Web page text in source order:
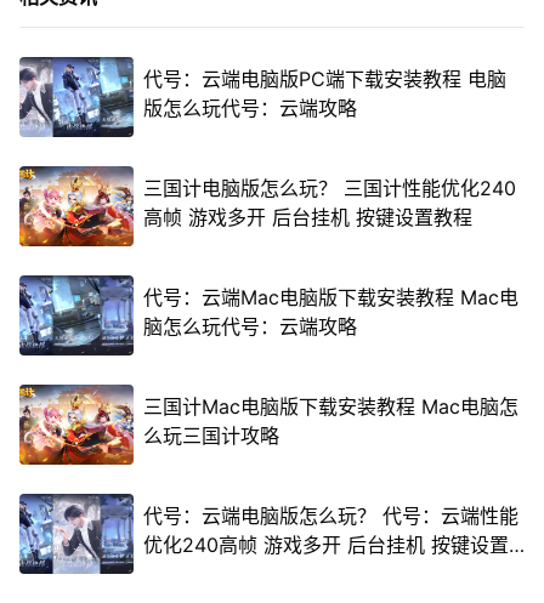
代号：云端电脑版PC端下载安装教程 电脑
版怎么玩代号：云端攻略
三国计电脑版怎么玩？ 三国计性能优化240
高帧 游戏多开 后台挂机 按键设置教程
代号：云端Mac电脑版下载安装教程 Mac电
脑怎么玩代号：云端攻略
三国计Mac电脑版下载安装教程 Mac电脑怎
么玩三国计攻略
代号：云端电脑版怎么玩？ 代号：云端性能
优化240高帧 游戏多开 后台挂机 按键设置